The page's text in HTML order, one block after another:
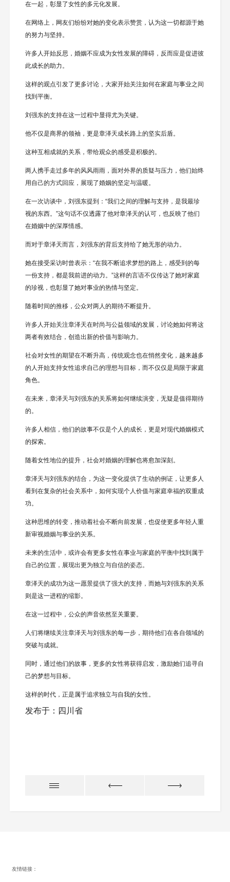
在一起，彰显了女性的多元化发展。
在网络上，网友们纷纷对她的变化表示赞赏，认为这一切都源于她
的努力与坚持。
许多人开始反思，婚姻不应成为女性发展的障碍，反而应是促进彼
此成长的助力。
这样的观点引发了更多讨论，大家开始关注如何在家庭与事业之间
找到平衡。
刘强东的支持在这一过程中显得尤为关键。
他不仅是商界的领袖，更是章泽天成长路上的坚实后盾。
这种互相成就的关系，带给观众的感受是积极的。
两人携手走过多年的风风雨雨，面对外界的质疑与压力，他们始终
用自己的方式回应，展现了婚姻的坚定与温暖。
在一次访谈中，刘强东提到：“我们之间的理解与支持，是我最珍
视的东西。”这句话不仅透露了他对章泽天的认可，也反映了他们
在婚姻中的深厚情感。
而对于章泽天而言，刘强东的背后支持给了她无形的动力。
她在接受采访时曾表示：“在我不断追求梦想的路上，感受到的每
一份支持，都是我前进的动力。”这样的言语不仅传达了她对家庭
的珍视，也彰显了她对事业的热情与坚定。
随着时间的推移，公众对两人的期待不断提升。
许多人开始关注章泽天在时尚与公益领域的发展，讨论她如何将这
两者有效结合，创造出新的价值与影响力。
社会对女性的期望在不断升高，传统观念也在悄然变化，越来越多
的人开始支持女性追求自己的理想与目标，而不仅仅是局限于家庭
角色。
在未来，章泽天与刘强东的关系将如何继续演变，无疑是值得期待
的。
许多人相信，他们的故事不仅是个人的成长，更是对现代婚姻模式
的探索。
随着女性地位的提升，社会对婚姻的理解也将愈加深刻。
章泽天与刘强东的结合，为这一变化提供了生动的例证，让更多人
看到在复杂的社会关系中，如何实现个人价值与家庭幸福的双重成
功。
这种思维的转变，推动着社会不断向前发展，也促使更多年轻人重
新审视婚姻与事业的关系。
未来的生活中，或许会有更多女性在事业与家庭的平衡中找到属于
自己的位置，展现出更为独立与自信的姿态。
章泽天的成功为这一愿景提供了强大的支持，而她与刘强东的关系
则是这一进程的缩影。
在这一过程中，公众的声音依然至关重要。
人们将继续关注章泽天与刘强东的每一步，期待他们在各自领域的
突破与成就。
同时，通过他们的故事，更多的女性将获得启发，激励她们追寻自
己的梦想与目标。
这样的时代，正是属于追求独立与自我的女性。
发布于：四川省
友情链接：